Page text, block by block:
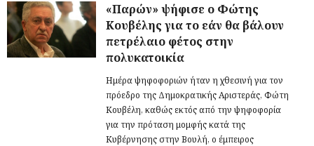
«Παρών» ψήφισε ο Φώτης
Κουβέλης για το εάν θα βάλουν
πετρέλαιο φέτος στην
πολυκατοικία
Ημέρα ψηφοφοριών ήταν η χθεσινή για τον
πρόεδρο της Δημοκρατικής Αριστεράς, Φώτη
Κουβέλη, καθώς εκτός από την ψηφοφορία
για την πρόταση μομφής κατά της
Κυβέρνησης στην Βουλή, ο έμπειρος